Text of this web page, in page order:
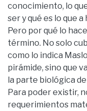
conocimiento, lo
ser y qué es lo que
Pero por qué lo
término. No solo
como lo indica
pirámide, sino que
la parte biológica
Para poder existir,
requerimientos